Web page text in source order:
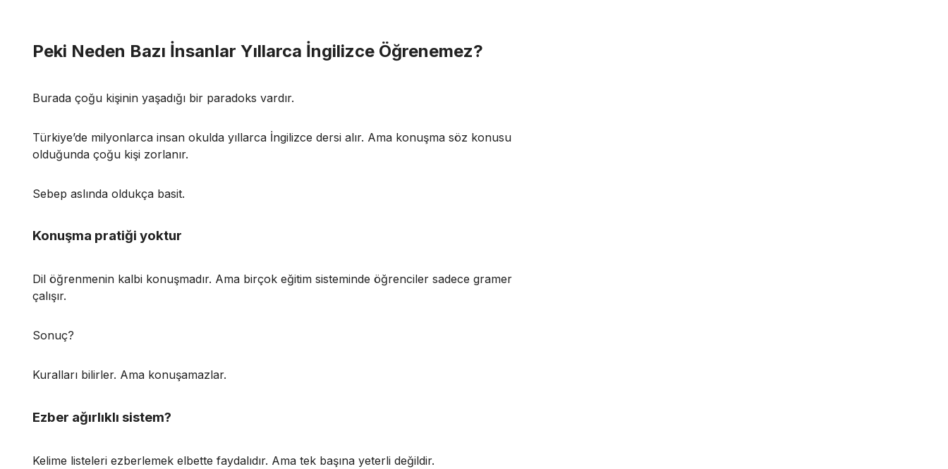
Peki Neden Bazı İnsanlar Yıllarca İngilizce Öğrenemez?
Burada çoğu kişinin yaşadığı bir paradoks vardır.
Türkiye’de milyonlarca insan okulda yıllarca İngilizce dersi alır. Ama konuşma söz konusu
olduğunda çoğu kişi zorlanır.
Sebep aslında oldukça basit.
Konuşma pratiği yoktur
Dil öğrenmenin kalbi konuşmadır. Ama birçok eğitim sisteminde öğrenciler sadece gramer
çalışır.
Sonuç?
Kuralları bilirler. Ama konuşamazlar.
Ezber ağırlıklı sistem?
Kelime listeleri ezberlemek elbette faydalıdır. Ama tek başına yeterli değildir.